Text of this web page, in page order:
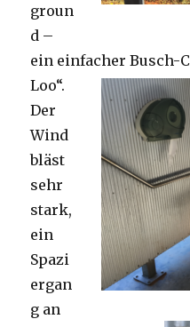
groun
d –
ein einfacher Busch-
Loo“.
Der
Wind
bläst
sehr
stark,
ein
Spazi
ergan
g an